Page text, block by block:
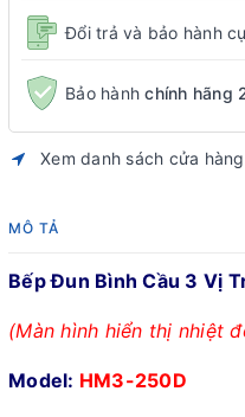
Đổi trả và bảo hành
Bảo hànhchính hãng
Xem danh sách cửa hàng
MÔ TẢ
Bếp Đun Bình Cầu 3 Vị
(Màn hình hiển thị nhiệt
Model: HM3-250D